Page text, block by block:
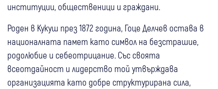
институции, общественици и граждани.
Роден в Кукуш през 1872 година, Гоце Делчев остава в
националната памет като символ на безстрашие,
родолюбие и себеотрицание. Със своята
всеотдайност и лидерство той утвърждава
организацията като добре структурирана сила,